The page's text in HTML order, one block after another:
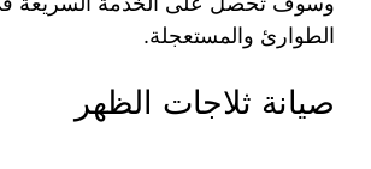
الطوارئ والمستعجلة.
صيانة ثلاجات الظهر